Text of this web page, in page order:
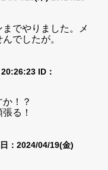
でやりました。メ
でしたが。
20:26:23 ID：
！？
る！
：2024/04/19(金)